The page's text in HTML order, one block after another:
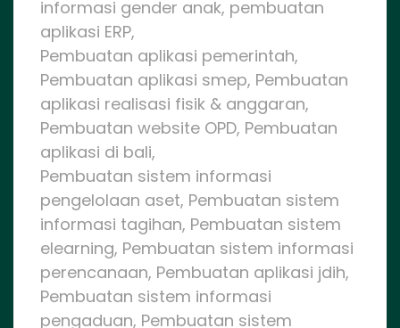
informasi gender anak, pembuatan
aplikasi ERP,
Pembuatan aplikasi pemerintah,
Pembuatan aplikasi smep, Pembuatan
aplikasi realisasi fisik & anggaran,
Pembuatan website OPD, Pembuatan
aplikasi di bali,
Pembuatan sistem informasi
pengelolaan aset, Pembuatan sistem
informasi tagihan, Pembuatan sistem
elearning, Pembuatan sistem informasi
perencanaan, Pembuatan aplikasi jdih,
Pembuatan sistem informasi
pengaduan, Pembuatan sistem